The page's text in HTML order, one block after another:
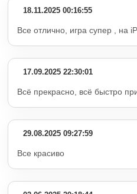
18.11.2025 00:16:55
Все отлично, игра супер , на
17.09.2025 22:30:01
Всё прекрасно, всё быстро
29.08.2025 09:27:59
Все красиво